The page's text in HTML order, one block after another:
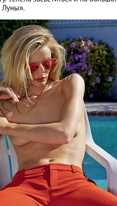
Луны».